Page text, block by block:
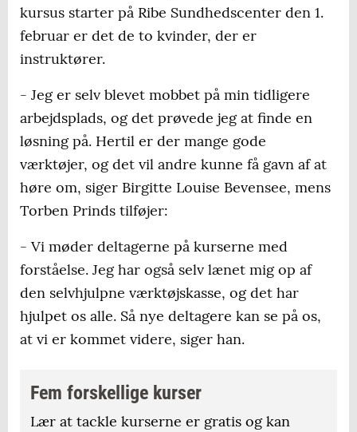
kursus starter på Ribe Sundhedscenter den 1.
februar er det de to kvinder, der er
instruktører.
- Jeg er selv blevet mobbet på min tidligere
arbejdsplads, og det prøvede jeg at finde en
løsning på. Hertil er der mange gode
værktøjer, og det vil andre kunne få gavn af at
høre om, siger Birgitte Louise Bevensee, mens
Torben Prinds tilføjer:
- Vi møder deltagerne på kurserne med
forståelse. Jeg har også selv lænet mig op af
den selvhjulpne værktøjskasse, og det har
hjulpet os alle. Så nye deltagere kan se på os,
at vi er kommet videre, siger han.
Fem forskellige kurser
Lær at tackle kurserne er gratis og kan